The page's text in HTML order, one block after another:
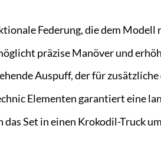
Federung, die dem
präzise Manöver und
Auspuff, der für
Elementen garantiert eine
das Set in einen Krokodil-Truck